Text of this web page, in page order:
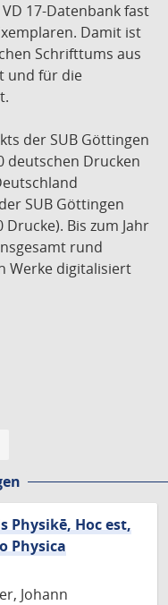
17-Datenbank fast
Damit ist
Schrifttums aus
und für die
der SUB Göttingen
deutschen Drucken
SUB Göttingen
Bis zum Jahr
rund
Werke digitalisiert
Physikē, Hoc est,
Physica
Johann